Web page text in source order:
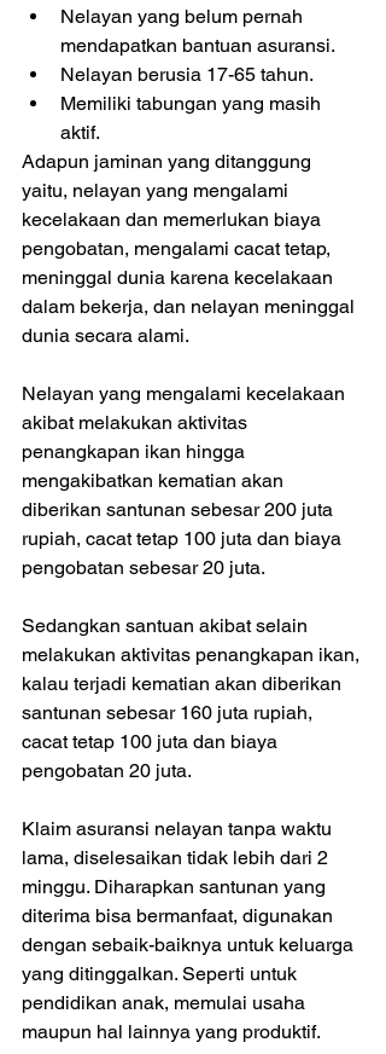
Nelayan yang belum pernah
mendapatkan bantuan asuransi.
Nelayan berusia 17-65 tahun.
Memiliki tabungan yang masih
aktif.
Adapun jaminan yang ditanggung
yaitu, nelayan yang mengalami
kecelakaan dan memerlukan biaya
pengobatan, mengalami cacat tetap,
meninggal dunia karena kecelakaan
dalam bekerja, dan nelayan meninggal
dunia secara alami.
Nelayan yang mengalami kecelakaan
akibat melakukan aktivitas
penangkapan ikan hingga
mengakibatkan kematian akan
diberikan santunan sebesar 200 juta
rupiah, cacat tetap 100 juta dan biaya
pengobatan sebesar 20 juta.
Sedangkan santuan akibat selain
melakukan aktivitas penangkapan ikan,
kalau terjadi kematian akan diberikan
santunan sebesar 160 juta rupiah,
cacat tetap 100 juta dan biaya
pengobatan 20 juta.
Klaim asuransi nelayan tanpa waktu
lama, diselesaikan tidak lebih dari 2
minggu. Diharapkan santunan yang
diterima bisa bermanfaat, digunakan
dengan sebaik-baiknya untuk keluarga
yang ditinggalkan. Seperti untuk
pendidikan anak, memulai usaha
maupun hal lainnya yang produktif.